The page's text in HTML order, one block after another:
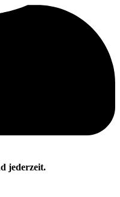
jederzeit.